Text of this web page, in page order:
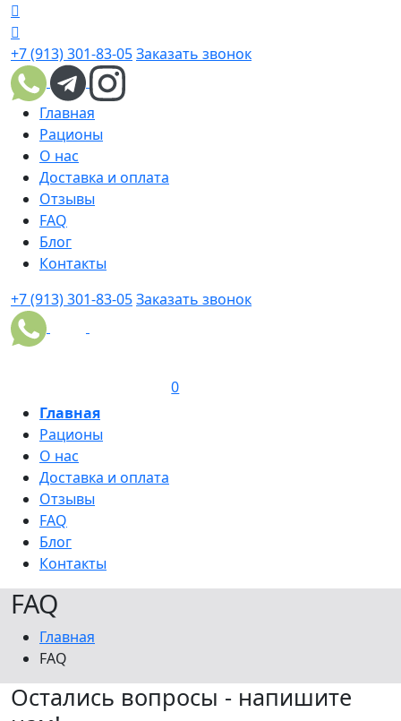
+7 (913) 301-83-05Заказать звонок
Главная
Рационы
О нас
Доставка и оплата
Отзывы
FAQ
Блог
Контакты
+7 (913) 301-83-05Заказать звонок
0
Главная
Рационы
О нас
Доставка и оплата
Отзывы
FAQ
Блог
Контакты
FAQ
Главная
FAQ
Остались вопросы - напишите